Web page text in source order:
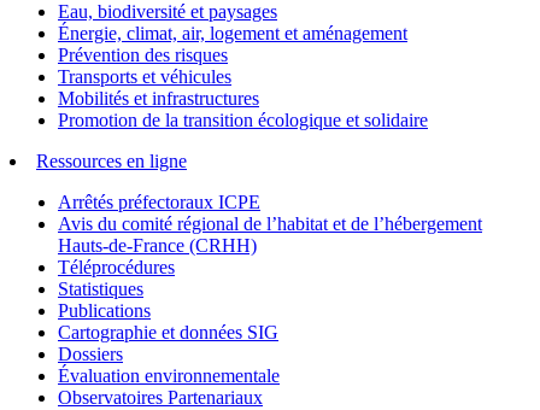
Eau, biodiversité et paysages
Énergie, climat, air, logement et aménagement
Prévention des risques
Transports et véhicules
Mobilités et infrastructures
Promotion de la transition écologique et solidaire
Ressources en ligne
Arrêtés préfectoraux ICPE
Avis du comité régional de l’habitat et de l’hébergement
Hauts-de-France (CRHH)
Téléprocédures
Statistiques
Publications
Cartographie et données SIG
Dossiers
Évaluation environnementale
Observatoires Partenariaux